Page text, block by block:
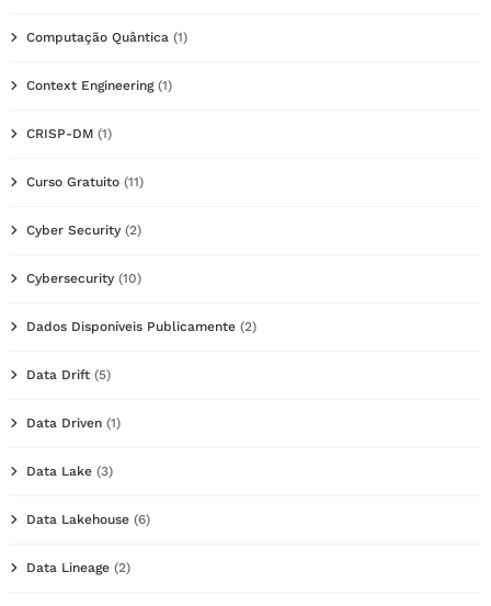
Computação Quântica (1)
Context Engineering(1)
CRISP-DM (1)
Curso Gratuito (11)
Cyber Security (2)
Cybersecurity (10)
Dados Disponíveis Publicamente (2)
Data Drift (5)
Data Driven (1)
Data Lake (3)
Data Lakehouse (6)
Data Lineage (2)